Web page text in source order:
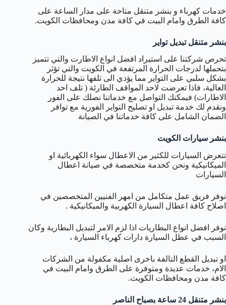
خدمات كهرباء و بنشر متنقل متاحة على مدار الساعة على
كافة الطرق وامام البيت في كافة مدن ومحافظات الكويت.
بنشر متنقل تبديل تواير
تحرص شركتنا على استيراد افضل انواع الاطارت والتي تتميز
بتحملها لدرجات الحرارة المرتفعة في الكويت والتي تؤثر
بشكل سلبي على التواير مما يؤدي الى تلفها نتيجة للحرارة
العالية، فاذا تعرضت لاحد المواقف الطارئة ( تلف احد
الاطارات) فيمكنك التواصل مع خدماتنا نصلك على الفور
ونقدم لك خدمة تبديل او تصليح التواير الفورية مع توافر
الضمان الشامل على كافة خدماتنا في الصيانة
بنشر سيارات الكويت
تتعرض السيارات للكثير من الاعطال سواء الكهربائية او
الميكانيكية ونحن كخدمة متخصصة في صيانة اعطال
السيارات
نوفر فريق عمل متكامل من امهر الفنيين المتخصصين في
اصلاح كافة اعطال السيارة الكهربية والميكانيكية .
نوفر افضل انواع البطاريات اذا لزم الامر لتبديل البطارية وكان
السبب في عطل السيارة دارات كهرباء السيارة ،
او تبديل القطع التالفة باخرى اصلية مكفولة من الشركات
الام، خدمات عديدة ومتوفرة على الطرق وامام البيت في
كافة مدن ومحافظات الكويت.
بنشر متنقل 24 ساعة بصباح الناصر